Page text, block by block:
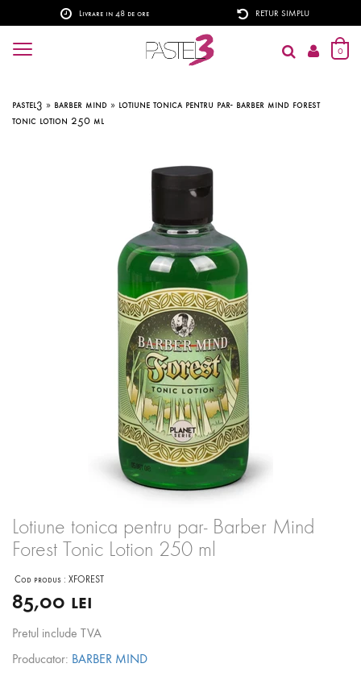
Livrare in 48 de ore RETUR SIMPLU
0
pastel3 » barber mind » lotiune tonica pentru par- barber mind forest
tonic lotion 250 ml
Lotiune tonica pentru par- Barber Mind
Forest Tonic Lotion 250 ml
Cod produs : XFOREST
85,00 lei
Pretul include TVA
Producator: BARBER MIND